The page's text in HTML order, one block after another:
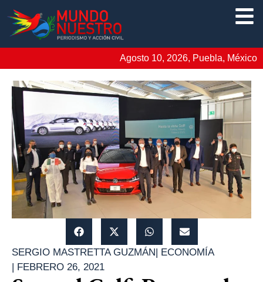
Agosto 10, 2026, Puebla, México
SERGIO MASTRETTA GUZMÁN
ECONOMÍA
FEBRERO 26, 2021